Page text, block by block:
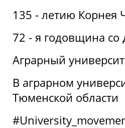
135 - летию Корнея
72 - я годовщина со
Аграрный
В аграрном
Тюменской области